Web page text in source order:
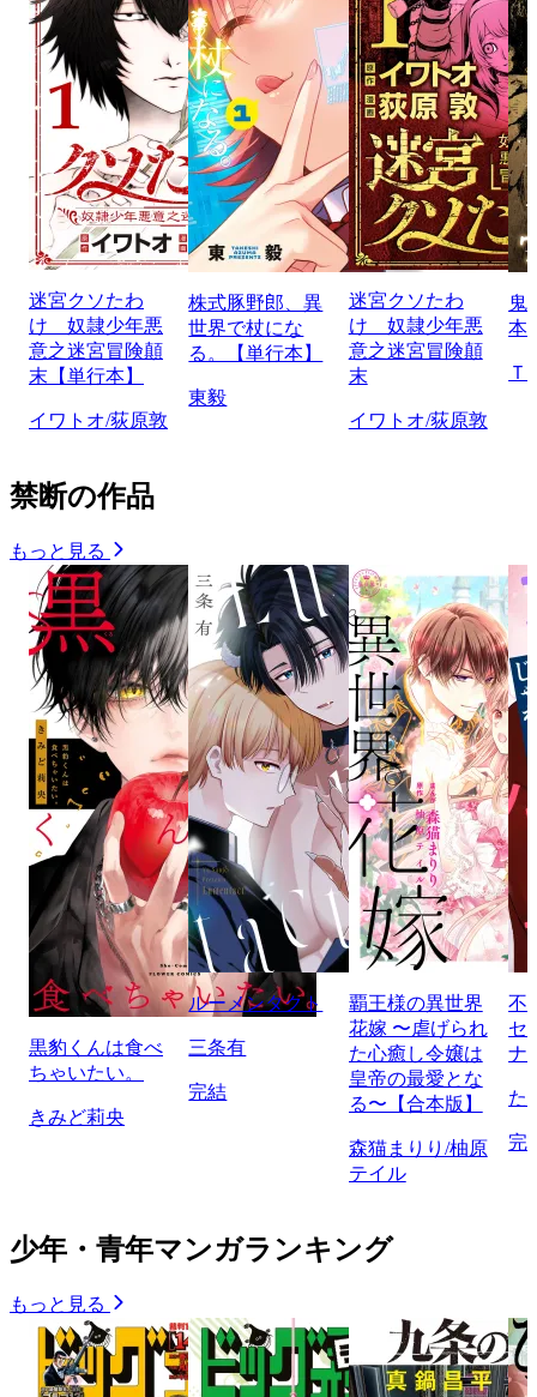
迷宮クソたわ
け 奴隷少年悪
意之迷宮冒険顛
末【単行本】
イワトオ/荻原敦
株式豚野郎、異
世界で杖にな
る。【単行本】
東毅
迷宮クソたわ
け 奴隷少年悪
意之迷宮冒険顛
末
イワトオ/荻原敦
鬼
本
Ｔ
禁断の作品
もっと見る
黒豹くんは食べ
ちゃいたい。
きみど莉央
ルーメンタクト
三条有
完結
覇王様の異世界
花嫁 〜虐げられ
た心癒し令嬢は
皇帝の最愛とな
る〜【合本版】
森猫まりり/柚原
テイル
不
セ
ナ
た
完
少年・青年マンガランキング
もっと見る